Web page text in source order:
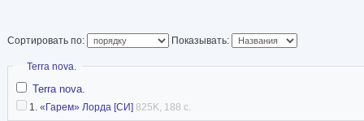
Сортировать по: Показывать:
Скрыть
Terra nova.
Terra nova.
1. «Гарем» Лорда [СИ] 825K, 188 с.